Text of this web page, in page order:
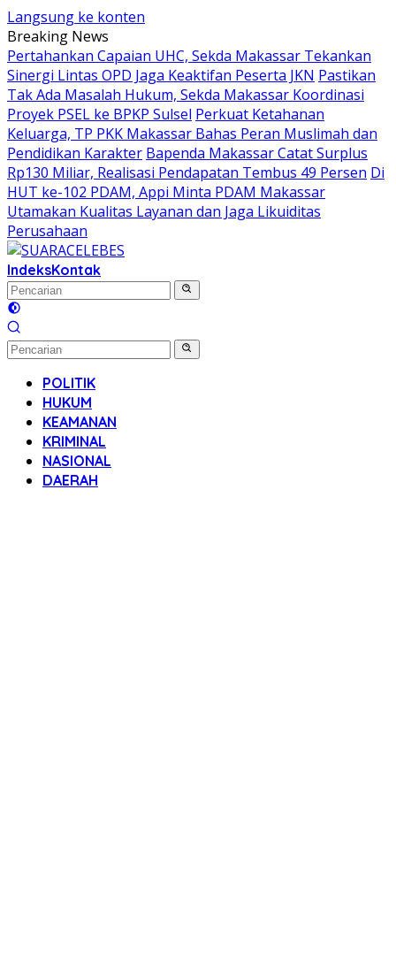
Langsung ke konten
Breaking News
Pertahankan Capaian UHC, Sekda Makassar Tekankan
Sinergi Lintas OPD Jaga Keaktifan Peserta JKN Pastikan
Tak Ada Masalah Hukum, Sekda Makassar Koordinasi
Proyek PSEL ke BPKP Sulsel Perkuat Ketahanan
Keluarga, TP PKK Makassar Bahas Peran Muslimah dan
Pendidikan Karakter Bapenda Makassar Catat Surplus
Rp130 Miliar, Realisasi Pendapatan Tembus 49 Persen Di
HUT ke-102 PDAM, Appi Minta PDAM Makassar
Utamakan Kualitas Layanan dan Jaga Likuiditas
Perusahaan
IndeksKontak
POLITIK
HUKUM
KEAMANAN
KRIMINAL
NASIONAL
DAERAH